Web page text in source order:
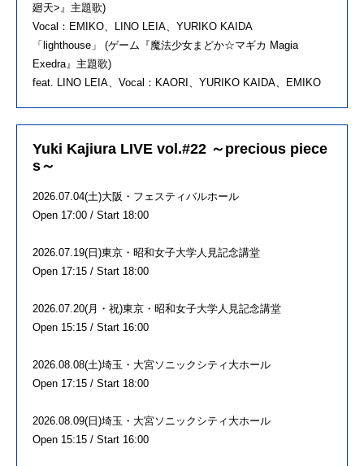
廻天>』主題歌)
Vocal：EMIKO、LINO LEIA、YURIKO KAIDA
「lighthouse」 (ゲーム『魔法少女まどか☆マギカ Magia
Exedra』主題歌)
feat. LINO LEIA、Vocal：KAORI、YURIKO KAIDA、EMIKO
Yuki Kajiura LIVE vol.#22 ～precious piece
s～
2026.07.04(土)大阪・フェスティバルホール
Open 17:00 / Start 18:00
2026.07.19(日)東京・昭和女子大学人見記念講堂
Open 17:15 / Start 18:00
2026.07.20(月・祝)東京・昭和女子大学人見記念講堂
Open 15:15 / Start 16:00
2026.08.08(土)埼玉・大宮ソニックシティ大ホール
Open 17:15 / Start 18:00
2026.08.09(日)埼玉・大宮ソニックシティ大ホール
Open 15:15 / Start 16:00